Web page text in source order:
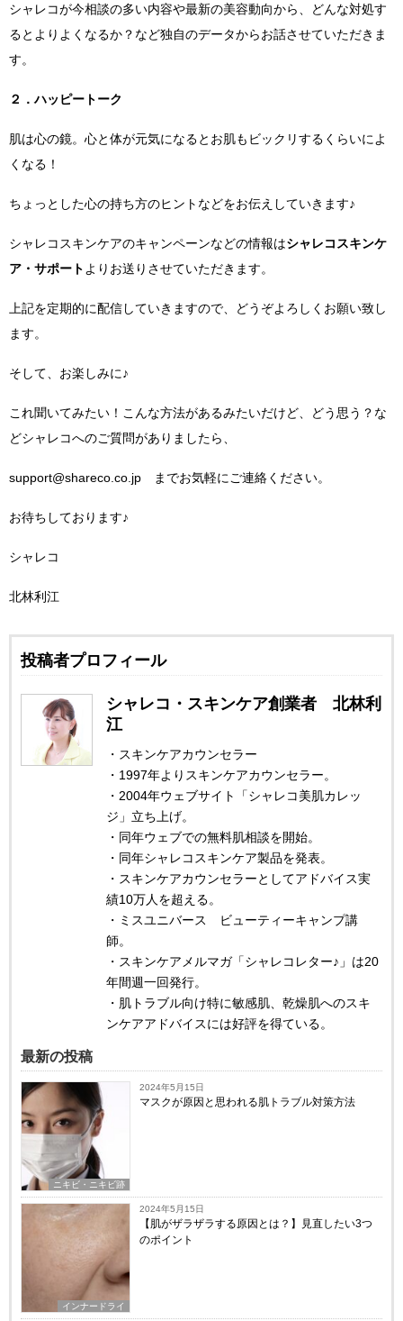
シャレコが今相談の多い内容や最新の美容動向から、どんな対処す
るとよりよくなるか？など独自のデータからお話させていただきま
す。
２．ハッピートーク
肌は心の鏡。心と体が元気になるとお肌もビックリするくらいによ
くなる！
ちょっとした心の持ち方のヒントなどをお伝えしていきます♪
シャレコスキンケアのキャンペーンなどの情報はシャレコスキンケ
ア・サポート よりお送りさせていただきます。
上記を定期的に配信していきますので、どうぞよろしくお願い致し
ます。
そして、お楽しみに♪
これ聞いてみたい！こんな方法があるみたいだけど、どう思う？な
どシャレコへのご質問がありましたら、
support@shareco.co.jp までお気軽にご連絡ください。
お待ちしております♪
シャレコ
北林利江
投稿者プロフィール
シャレコ・スキンケア創業者 北林利
江
・スキンケアカウンセラー
・1997年よりスキンケアカウンセラー。
・2004年ウェブサイト「シャレコ美肌カレッ
ジ」立ち上げ。
・同年ウェブでの無料肌相談を開始。
・同年シャレコスキンケア製品を発表。
・スキンケアカウンセラーとしてアドバイス実
績10万人を超える。
・ミスユニバース ビューティーキャンプ講
師。
・スキンケアメルマガ「シャレコレター♪」は20
年間週一回発行。
・肌トラブル向け特に敏感肌、乾燥肌へのスキ
ンケアアドバイスには好評を得ている。
最新の投稿
ニキビ・ニキビ跡
2024年5月15日
マスクが原因と思われる肌トラブル対策方法
インナードライ
2024年5月15日
【肌がザラザラする原因とは？】見直したい3つ
のポイント